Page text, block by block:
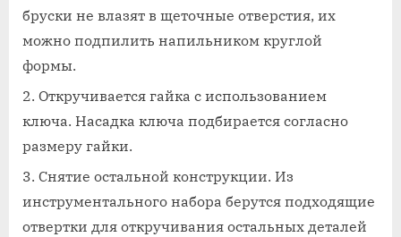
бруски не влазят в щеточные отверстия, их
можно подпилить напильником круглой
формы.
Откручивается гайка с использованием
ключа. Насадка ключа подбирается согласно
размеру гайки.
Снятие остальной конструкции. Из
инструментального набора берутся подходящие
отвертки для откручивания остальных деталей